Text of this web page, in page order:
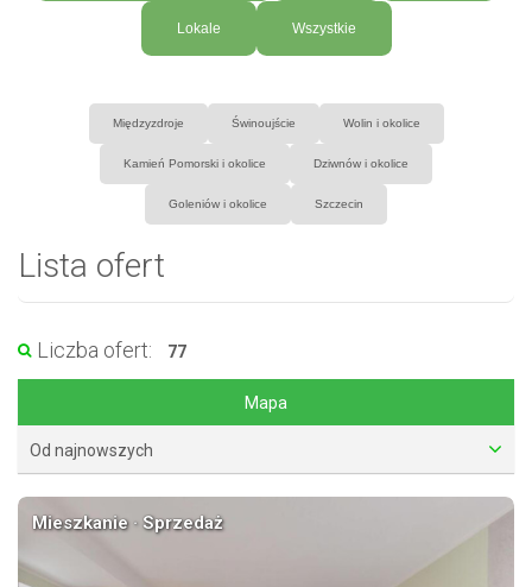
Lokale Wszystkie
Międzyzdroje Świnoujście Wolin i okolice
Kamień Pomorski i okolice Dziwnów i okolice
Goleniów i okolice Szczecin
Lista ofert
Liczba ofert: 77
Mapa
Od najnowszych
Mieszkanie · Sprzedaż